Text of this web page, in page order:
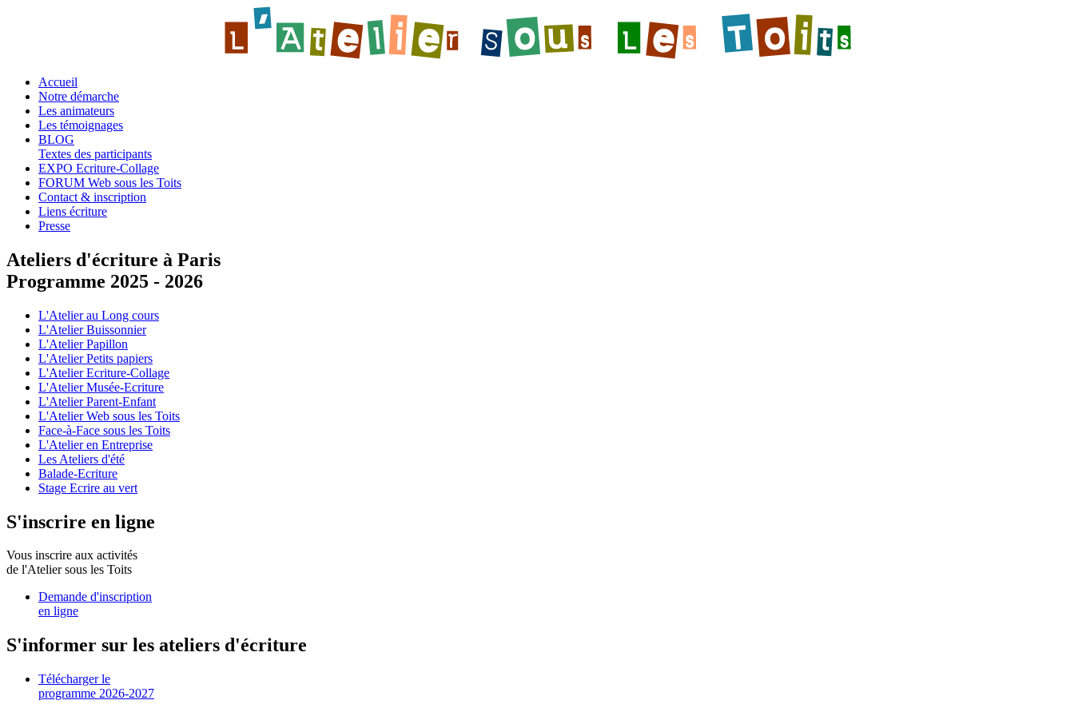
Accueil
Notre démarche
Les animateurs
Les témoignages
BLOG
Textes des participants
EXPO Ecriture-Collage
FORUM Web sous les Toits
Contact & inscription
Liens écriture
Presse
Ateliers d'écriture à Paris
Programme 2025 - 2026
L'Atelier au Long cours
L'Atelier Buissonnier
L'Atelier Papillon
L'Atelier Petits papiers
L'Atelier Ecriture-Collage
L'Atelier Musée-Ecriture
L'Atelier Parent-Enfant
L'Atelier Web sous les Toits
Face-à-Face sous les Toits
L'Atelier en Entreprise
Les Ateliers d'été
Balade-Ecriture
Stage Ecrire au vert
S'inscrire en ligne
Vous inscrire aux activités
de l'Atelier sous les Toits
Demande d'inscription
en ligne
S'informer sur les ateliers d'écriture
Télécharger le
programme 2026-2027